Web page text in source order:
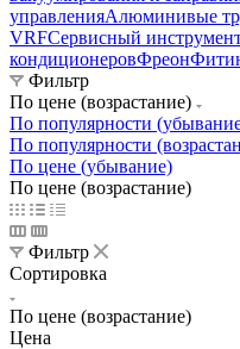
управленияАлюминивые
VRFСервисный
кондиционеровФреон
Фильтр
По цене (возрастание)
По популярности
По популярности
По цене (убывание)
По цене (возрастание)
Фильтр
Сортировка
По цене (возрастание)
Цена